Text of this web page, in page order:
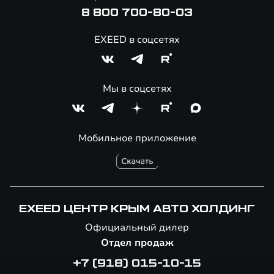
Специальные предложения
Мобильное приложение
8 800 700-80-03
EXEED в соцсетях
Мы в соцсетях
EXEED ЦЕНТР КРЫМ АВТО ХОЛДИНГ
Официальный дилер
Отдел продаж
+7 (918) 015-10-15